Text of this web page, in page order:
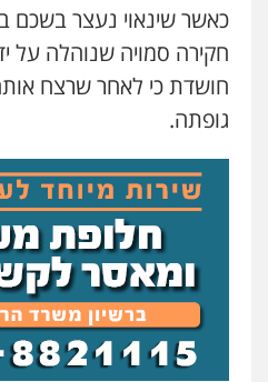
עו"ד שלי
משפט פלילי
וחקירות צבאי
0544218336
משרד עורכי
פלילי דיני
0505078733
עו"ד קארין
פלילי פשיעה
0507446995
כאשר שינאוי נעצר
חקירה סמויה שנוהלה
חושדת כי לאחר שרצח
גופתה.